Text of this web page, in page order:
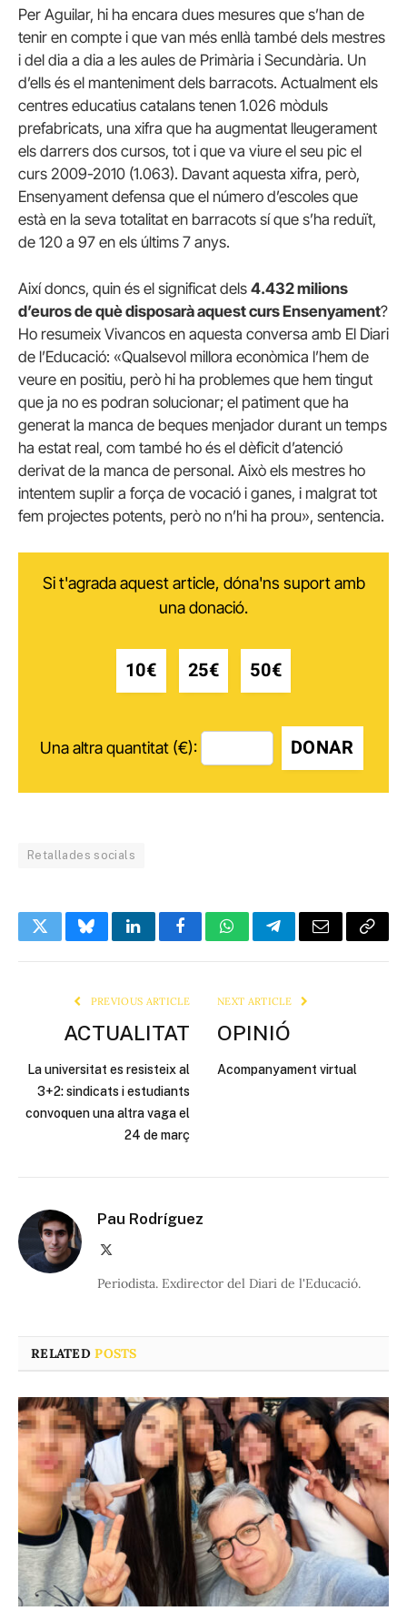
Per Aguilar, hi ha encara dues mesures que s’han de
tenir en compte i que van més enllà també dels mestres
i del dia a dia a les aules de Primària i Secundària. Un
d’ells és el manteniment dels barracots. Actualment els
centres educatius catalans tenen 1.026 mòduls
prefabricats, una xifra que ha augmentat lleugerament
els darrers dos cursos, tot i que va viure el seu pic el
curs 2009-2010 (1.063). Davant aquesta xifra, però,
Ensenyament defensa que el número d’escoles que
està en la seva totalitat en barracots sí que s’ha reduït,
de 120 a 97 en els últims 7 anys.
Així doncs, quin és el significat dels 4.432 milions
d’euros de què disposarà aquest curs Ensenyament?
Ho resumeix Vivancos en aquesta conversa amb El Diari
de l’Educació: «Qualsevol millora econòmica l’hem de
veure en positiu, però hi ha problemes que hem tingut
que ja no es podran solucionar; el patiment que ha
generat la manca de beques menjador durant un temps
ha estat real, com també ho és el dèficit d’atenció
derivat de la manca de personal. Això els mestres ho
intentem suplir a força de vocació i ganes, i malgrat tot
fem projectes potents, però no n’hi ha prou», sentencia.
Si t'agrada aquest article, dóna'ns suport amb
una donació.
10€ 25€ 50€
Una altra quantitat (€): DONAR
Retallades socials
TwitterBlueskyLinkedInFacebookWhatsAppTelegramEmail Copy
PREVIOUS ARTICLE
ACTUALITAT
La universitat es resisteix al
3+2: sindicats i estudiants
convoquen una altra vaga el
24 de març
NEXT ARTICLE
OPINIÓ
Acompanyament virtual
Pau Rodríguez
Periodista. Exdirector del Diari de l'Educació.
RELATEDPOSTS